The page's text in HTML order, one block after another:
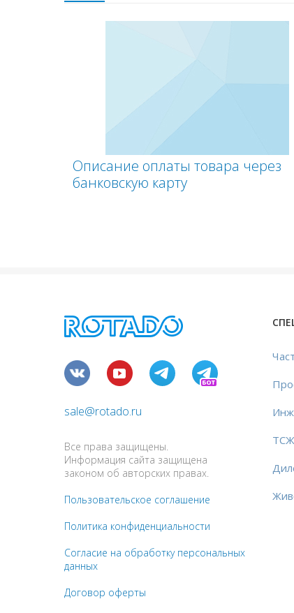
Описание оплаты товара через
банковскую карту
sale@rotado.ru
Все права защищены.
Информация сайта защищена
законом об авторских правах.
Пользовательское соглашение
Политика конфиденциальности
Согласие на обработку персональных
данных
Договор оферты